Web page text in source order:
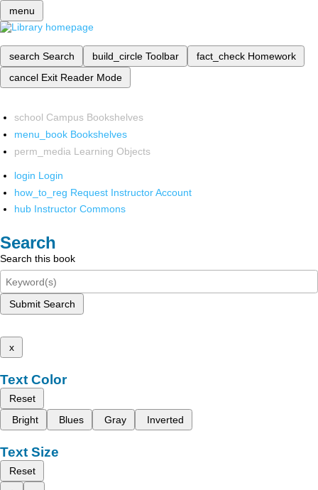
menu
search Search build_circle Toolbar fact_check Homework
cancel Exit Reader Mode
school Campus Bookshelves
menu_book Bookshelves
perm_media Learning Objects
login Login
how_to_reg Request Instructor Account
hub Instructor Commons
Search
Search this book
Submit Search
x
Text Color
Reset
Bright
Blues Gray Inverted
Text Size
Reset